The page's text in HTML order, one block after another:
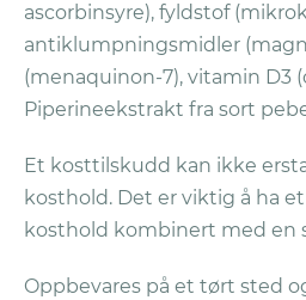
Skulle du ha spørsmål er
kontakte vårt
kundeservice@vitaliv.no
ascorbinsyre), fyldstof
antiklumpningsmidler
(menaquinon-7), vitamin D3
Piperineekstrakt fra sort
Et kosttilskudd kan ikke
kosthold. Det er viktig å ha
kosthold kombinert med en
Oppbevares på et tørt sted